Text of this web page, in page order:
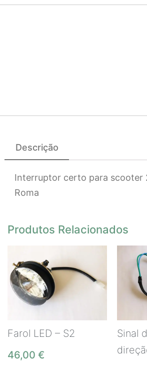
Descrição
Interruptor certo para scooter
Roma
Produtos Relacionados
Farol LED – S2
46,00 €
Sinal